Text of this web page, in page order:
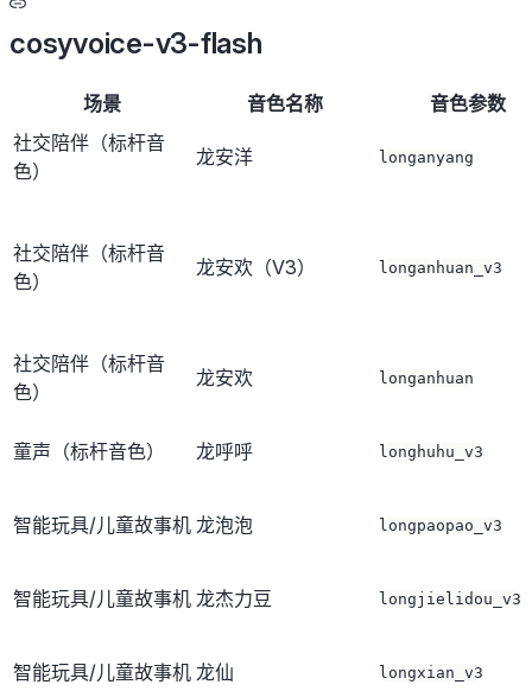
cosyvoice-v3-flash
场景 音色名称
音色参数
社交陪伴（标杆音
色）
龙安洋 longanyang
社交陪伴（标杆音
色）
龙安欢（V3） longanhuan_v3
社交陪伴（标杆音
色）
龙安欢 longanhuan
童声（标杆音色） 龙呼呼 longhuhu_v3
智能玩具/儿童故事机 龙泡泡 longpaopao_v3
智能玩具/儿童故事机 龙杰力豆 longjielidou_v3
智能玩具/儿童故事机 龙仙 longxian_v3